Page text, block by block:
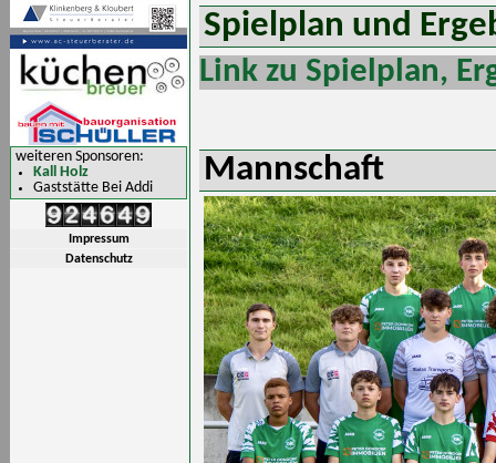
weiteren Sponsoren:
Kall Holz
Gaststätte Bei Addi
Impressum
Datenschutz
Spielplan und
Link zu Spielplan,
Mannschaft